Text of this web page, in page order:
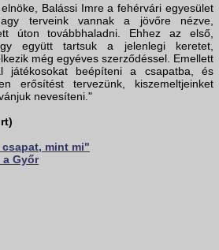
Balássi Imre a fehérvári egyesület
terveink vannak a jövőre nézve,
úton továbbhaladni. Ehhez az első,
együtt tartsuk a jelenlegi keretet,
még egyéves szerződéssel. Emellett
játékosokat beépíteni a csapatba, és
erősítést tervezünk, kiszemeltjeinket
nevesíteni."
mint mi"
Győr